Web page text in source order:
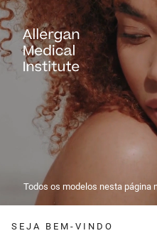
Todos os modelos nesta página
SEJA BEM-VINDO